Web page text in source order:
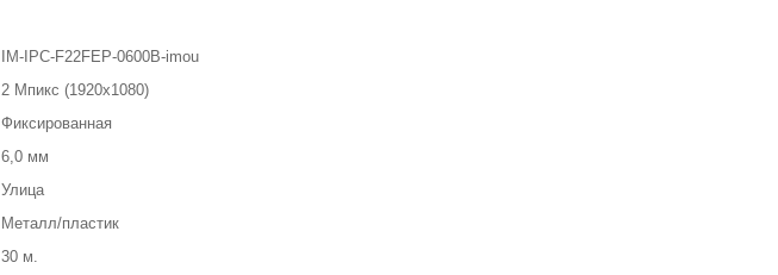
IM-IPC-F22FEP-0600B-imou
2 Мпикс (1920x1080)
Фиксированная
6,0 мм
Улица
Металл/пластик
30 м.